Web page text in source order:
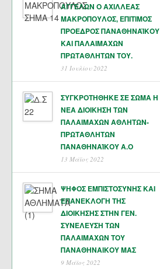
ΑΓΓΕΛΩΝ Ο ΑΧΙΛΛΕΑΣ
ΜΑΚΡΟΠΟΥΛΟΣ, ΕΠΙΤΙΜΟΣ
ΠΡΟΕΔΡΟΣ ΠΑΝΑΘΗΝΑΪΚΟΥ
ΚΑΙ ΠΑΛΑΙΜΑΧΩΝ
ΠΡΩΤΑΘΛΗΤΏΝ ΤΟΥ.
31 Ιουλίου 2022
ΣΥΓΚΡΟΤΗΘΗΚΕ ΣΕ ΣΩΜΑ Η
ΝΕΑ ΔΙΟΙΚΗΣΗ ΤΩΝ
ΠΑΛΑΙΜΑΧΩΝ ΑΘΛΗΤΩΝ-
ΠΡΩΤΑΘΛΗΤΩΝ
ΠΑΝΑΘΗΝΑΊΚΟΥ Α.Ο
13 Μάϊος 2022
ΨΗΦΟΣ ΕΜΠΙΣΤΟΣΥΝΗΣ ΚΑΙ
ΕΠΑΝΕΚΛΟΓΗ ΤΗΣ
ΔΙΟΙΚΗΣΗΣ ΣΤΗΝ ΓΕΝ.
ΣΥΝΕΛΕΥΣΗ ΤΩΝ
ΠΑΛΑΙΜΑΧΩΝ ΤΟΥ
ΠΑΝΑΘΗΝΑΙΚΟΥ ΜΑΣ
9 Μάϊος 2022